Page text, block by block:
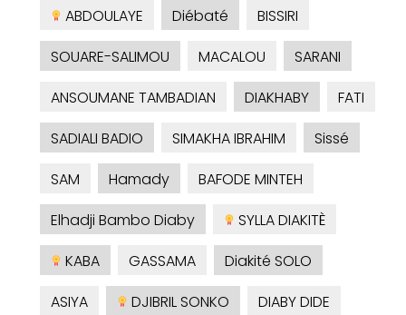
ABDOULAYE
Diébaté
BISSIRI
SOUARE-SALIMOU
MACALOU
SARANI
ANSOUMANE TAMBADIAN
DIAKHABY
FATI
SADIALI BADIO
SIMAKHA IBRAHIM
Sissé
SAM
Hamady
BAFODE MINTEH
Elhadji Bambo Diaby
SYLLA DIAKITÈ
KABA
GASSAMA
Diakité SOLO
ASIYA
DJIBRIL SONKO
DIABY DIDE